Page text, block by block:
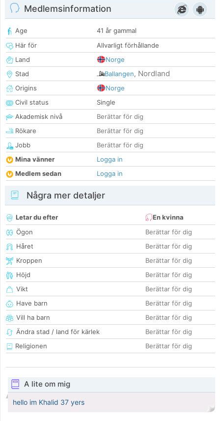
Medlemsinformation
Age
41 år gammal
Här för
Allvarligt förhållande
Land
Norge
Stad
Ballangen, Nordland
Origins
Norge
Civil status
Single
Akademisk nivå
Berättar för dig
Rökare
Berättar för dig
Jobb
Berättar för dig
Mina vänner
Logga in
Medlem sedan
Logga in
Några mer detaljer
Letar du efter
En kvinna
Ögon
Berättar för dig
Håret
Berättar för dig
Kroppen
Berättar för dig
Höjd
Berättar för dig
Vikt
Berättar för dig
Have barn
Berättar för dig
Vill ha barn
Berättar för dig
Ändra stad / land för kärlek
Berättar för dig
Religionen
Berättar för dig
A lite om mig
hello im Khalid 37 yers